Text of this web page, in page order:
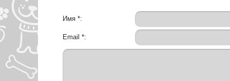
Имя *:
Email *: